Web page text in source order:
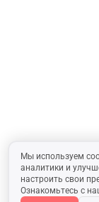
Мы используем
аналитики и
настроить свои
Ознакомьтесь с